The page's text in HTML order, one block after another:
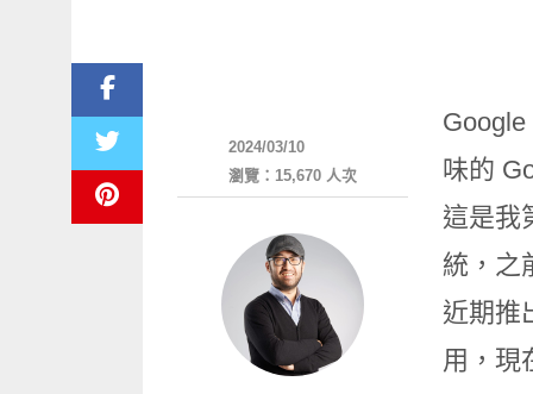
味的
這是我
統，之
近期推
用，現
2024/03/10
瀏覽：15,670 人次